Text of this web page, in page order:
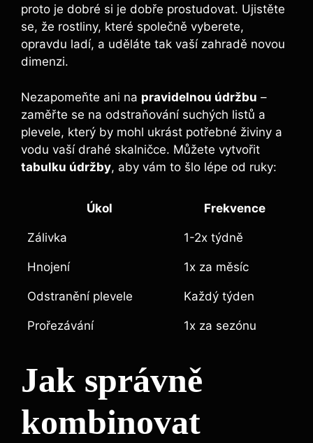
proto je dobré si je dobře prostudovat. Ujistěte
se, že rostliny, které společně vyberete,
opravdu ladí, a uděláte tak vaší zahradě novou
dimenzi.
Nezapomeňte ani na pravidelnou údržbu –
zaměřte se na odstraňování suchých listů a
plevele, který by mohl ukrást potřebné živiny a
vodu vaší drahé skalničce. Můžete vytvořit
tabulku údržby, aby vám to šlo lépe od ruky:
Úkol Frekvence
Zálivka 1-2x týdně
Hnojení 1x za měsíc
Odstranění plevele Každý týden
Prořezávání 1x za sezónu
Jak správně
kombinovat